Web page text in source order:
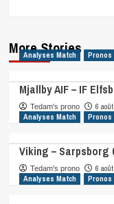
More Stories
Analyses Match Pronos
Mjallby AIF – IF
Tedam's prono 6
Analyses Match Pronos
Viking – Sarpsborg
Tedam's prono 6
Analyses Match Pronos